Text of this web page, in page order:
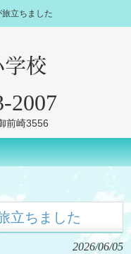
立ちました
2007
前崎3556
立ちました
2026/06/05